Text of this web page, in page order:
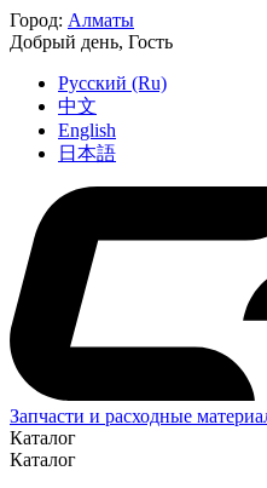
Город: Алматы
Добрый день, Гость
Русский (Ru)
中文
English
日本語
Запчасти и расходные
Каталог
Каталог